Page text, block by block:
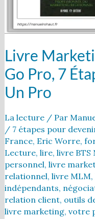
Livre
Go Pro, 7
Un Pro
La lecture/ Par
/ 7 étapes pour
France, Eric Worre,
Lecture, lire, livre BTS
personnel, livre
relationnel, livre MLM,
indépendants,
relation client, outils
livre marketing, votre
pour
un
pro